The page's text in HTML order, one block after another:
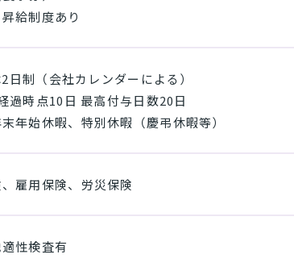
給制度あり
制（会社カレンダーによる）
過時点10日 最高付与日数20日
年始休暇、特別休暇（慶弔休暇等）
雇用保険、労災保険
性検査有